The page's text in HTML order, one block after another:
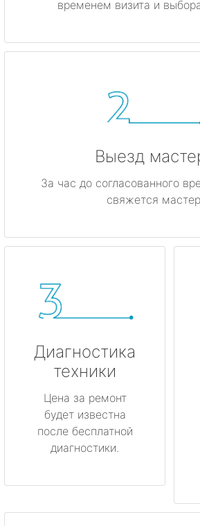
временем визита и
Выезд
За час до согласованного
свяжется
Диагностика
техники
Цена за ремонт
будет известна
после бесплатной
диагностики.